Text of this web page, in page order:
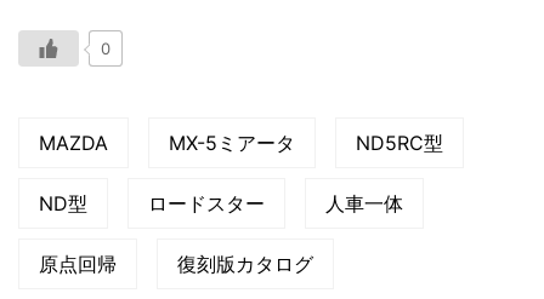
0
MAZDA MX-5ミアータ ND5RC型
ND型 ロードスター 人車一体
原点回帰 復刻版カタログ